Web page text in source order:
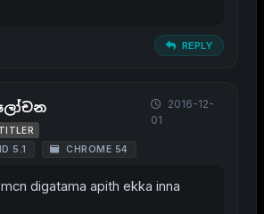
REPLY
5.1 CHROME 54
2016-12-
01
digatama apith ekka inna